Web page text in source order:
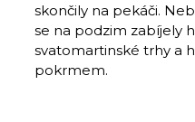
skončily na pekáči.
se na podzim zabíjely
svatomartinské trhy a
pokrmem.